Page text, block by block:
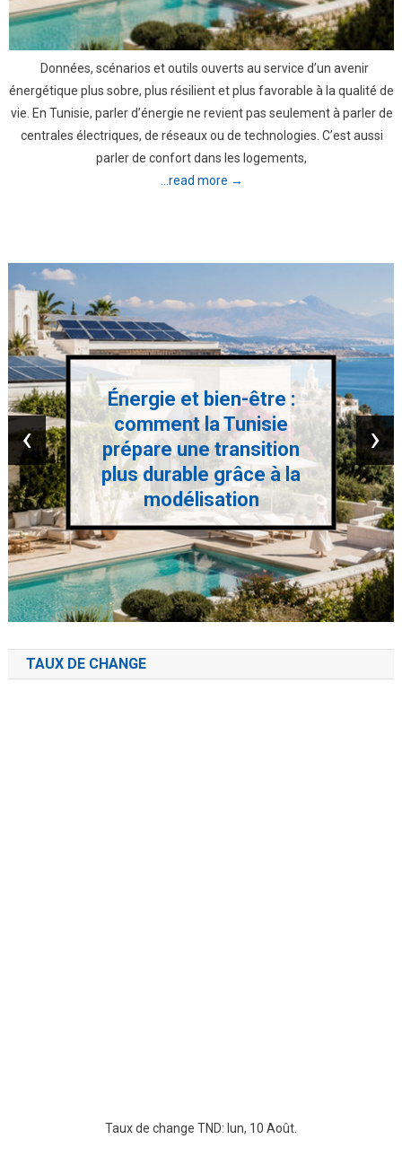
Données, scénarios et outils ouverts au service d’un avenir
énergétique plus sobre, plus résilient et plus favorable à la qualité de
vie. En Tunisie, parler d’énergie ne revient pas seulement à parler de
centrales électriques, de réseaux ou de technologies. C’est aussi
parler de confort dans les logements,
...read more →
Énergie et bien-être :
comment la Tunisie
prépare une transition
plus durable grâce à la
modélisation
‹ ›
TAUX DE CHANGE
Taux de change TND: lun, 10 Août.